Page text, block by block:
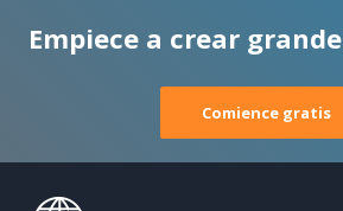
Empiece a crear
Comience gratis